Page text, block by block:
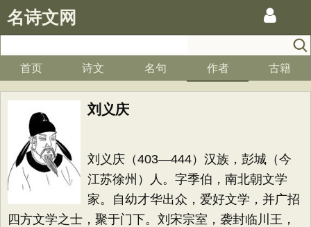
名诗文网
首页 诗文 名句 作者 古籍
刘义庆
刘义庆（403—444）汉族，彭城（今
江苏徐州）人。字季伯，南北朝文学
家。自幼才华出众，爱好文学，并广招
四方文学之士，聚于门下。刘宋宗室，袭封临川王，